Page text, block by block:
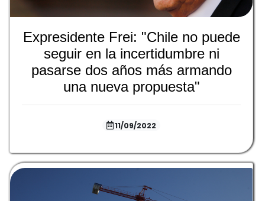
Expresidente Frei: "Chile no puede
seguir en la incertidumbre ni
pasarse dos años más armando
una nueva propuesta"
11/09/2022